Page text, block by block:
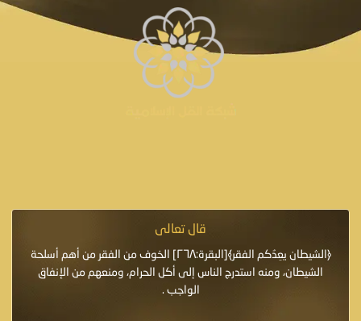
قال تعالى
﴿الشيطان يعِدُكم الفقر﴾[البقرة:٢٦٨] الخوف من الفقر من أهم أسلحة
الشيطان، ومنه استدرج الناس إلى أكل الحرام، ومنعهم من الإنفاق
الواجب .